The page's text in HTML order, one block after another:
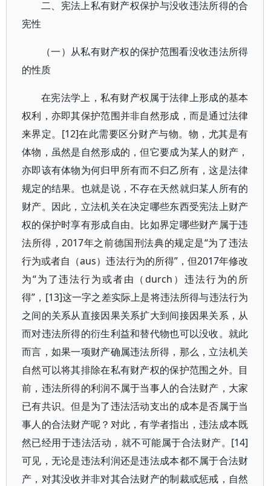
二、宪法上私有财产权保护与没收违法所得的合
宪性
（一）从私有财产权的保护范围看没收违法所得
的性质
在宪法学上，私有财产权属于法律上形成的基本
权利，亦即其保护范围并非自然形成，而是通过法律
来界定。[12]在此需要区分财产与物。物，尤其是有
体物，虽然是自然形成的，但它要成为某人的财产，
亦即该有体物为何归甲所有而不归乙所有，这是法律
规定的结果。也就是说，不存在天然就归某人所有的
财产。因此，立法机关在决定哪些东西受宪法上财产
权的保护时享有形成自由。比如界定哪些财产属于违
法所得，2017年之前德国刑法典的规定是“为了违法
行为或者自（aus）违法行为的所得”，但2017年修改
为“为了违法行为或者由（durch）违法行为的所
得”，[13]这一字之差实际上是将违法所得与违法行为
之间的关系从直接因果关系扩大到间接因果关系，从
而对违法所得的衍生利益和替代物也可以没收。就此
而言，如果一项财产确属违法所得，那么，立法机关
自然可以将其排除在私有财产权的保护范围之外。目
前，违法所得的利润不属于当事人的合法财产，大家
已有共识。但是为了违法活动支出的成本是否属于当
事人的合法财产呢？对此，有学者指出，违法成本既
然已经用于违法活动，就不可能属于合法财产。[14]
可见，无论是违法利润还是违法成本都不属于合法财
产，对其没收并非对其合法财产的制裁或惩戒，自然